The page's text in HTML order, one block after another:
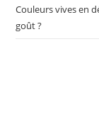
Couleurs vives en
goût ?